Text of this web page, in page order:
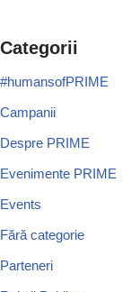
Categorii
#humansofPRIME
Campanii
Despre PRIME
Evenimente PRIME
Events
Fără categorie
Parteneri